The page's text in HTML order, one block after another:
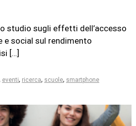
studio sugli effetti dell’accesso
e social sul rendimento
[…]
eventi, ricerca, scuole, smartphone